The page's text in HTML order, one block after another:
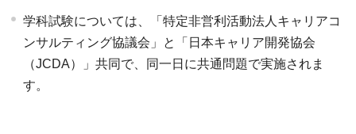
学科試験については、「特定非営利活動法人キャリアコ
ンサルティング協議会」と「日本キャリア開発協会
（JCDA）」共同で、同一日に共通問題で実施されま
す。